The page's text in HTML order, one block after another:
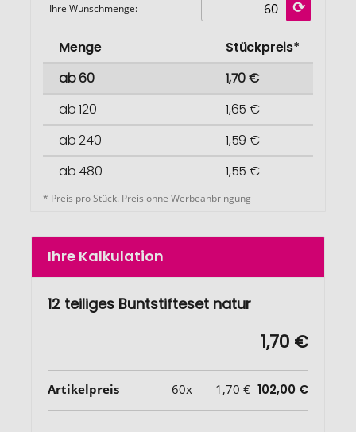
Ihre Wunschmenge:
Menge
Stückpreis*
ab 60
1,70 €
ab 120
1,65 €
ab 240
1,59 €
ab 480
1,55 €
* Preis pro Stück. Preis ohne Werbeanbringung
Ihre Kalkulation
12 teiliges Buntstifteset natur
1,70 €
Artikelpreis 60x 1,70 € 102,00 €